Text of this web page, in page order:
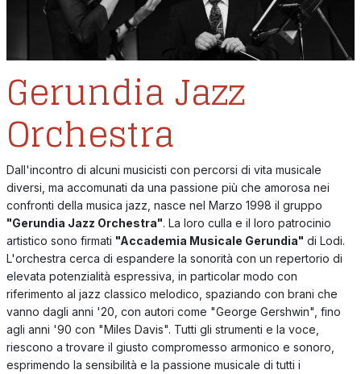
Gerundia Jazz
Orchestra
Dall'incontro di alcuni musicisti con percorsi di vita musicale
diversi, ma accomunati da una passione più che amorosa nei
confronti della musica jazz, nasce nel Marzo 1998 il gruppo
"Gerundia Jazz Orchestra". La loro culla e il loro patrocinio
artistico sono firmati "Accademia Musicale Gerundia" di Lodi.
L'orchestra cerca di espandere la sonorità con un repertorio di
elevata potenzialità espressiva, in particolar modo con
riferimento al jazz classico melodico, spaziando con brani che
vanno dagli anni '20, con autori come "George Gershwin", fino
agli anni '90 con "Miles Davis". Tutti gli strumenti e la voce,
riescono a trovare il giusto compromesso armonico e sonoro,
esprimendo la sensibilità e la passione musicale di tutti i